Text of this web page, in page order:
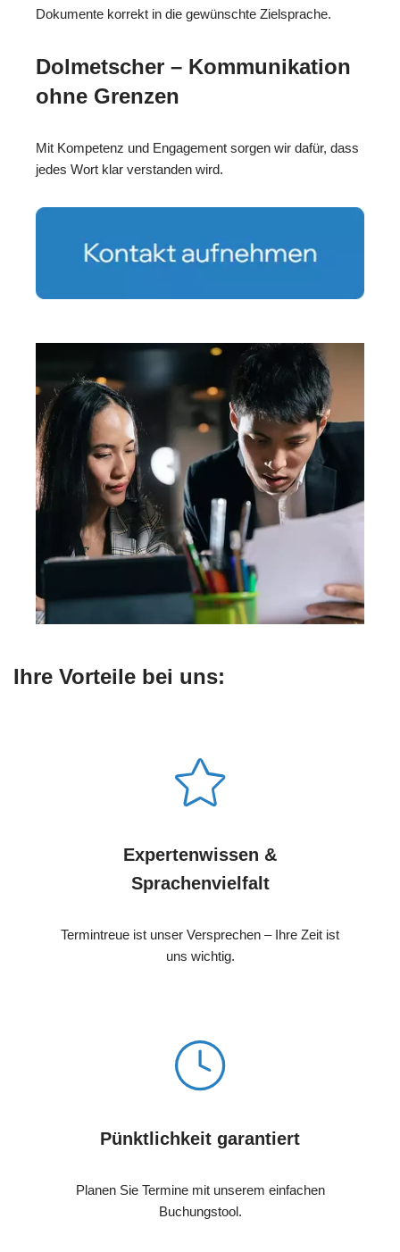
Dokumente korrekt in die gewünschte Zielsprache.
Dolmetscher – Kommunikation
ohne Grenzen
Mit Kompetenz und Engagement sorgen wir dafür, dass
jedes Wort klar verstanden wird.
Ihre Vorteile bei uns:
Expertenwissen &
Sprachenvielfalt
Termintreue ist unser Versprechen – Ihre Zeit ist
uns wichtig.
Pünktlichkeit garantiert
Planen Sie Termine mit unserem einfachen
Buchungstool.